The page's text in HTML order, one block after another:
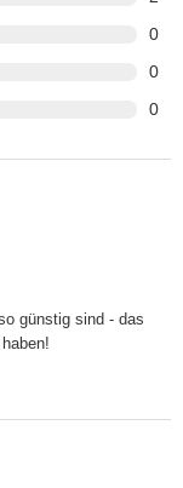
0
0
0
günstig sind - das